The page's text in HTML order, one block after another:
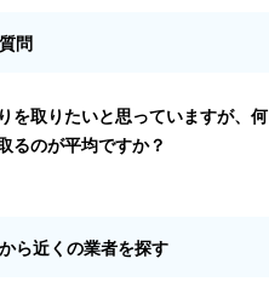
問
を取りたいと思っていますが、何
るのが平均ですか？
ら近くの業者を探す